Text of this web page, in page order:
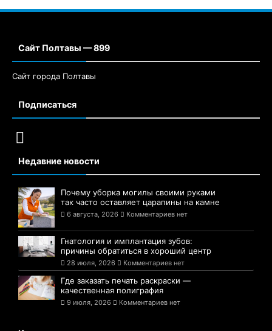
Сайт Полтавы — 899
Сайт города Полтавы
Подписаться
Недавние новости
Почему уборка могилы своими руками
так часто оставляет царапины на камне
6 августа, 2026 Комментариев нет
Гнатология и имплантация зубов:
причины обратиться в хороший центр
28 июля, 2026 Комментариев нет
Где заказать печать раскраски —
качественная полиграфия
9 июля, 2026 Комментариев нет